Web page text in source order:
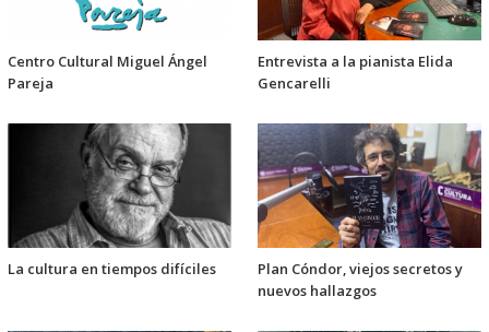
Centro Cultural Miguel Ángel
Pareja
Entrevista a la pianista Elida
Gencarelli
La cultura en tiempos difíciles
Plan Cóndor, viejos secretos y
nuevos hallazgos